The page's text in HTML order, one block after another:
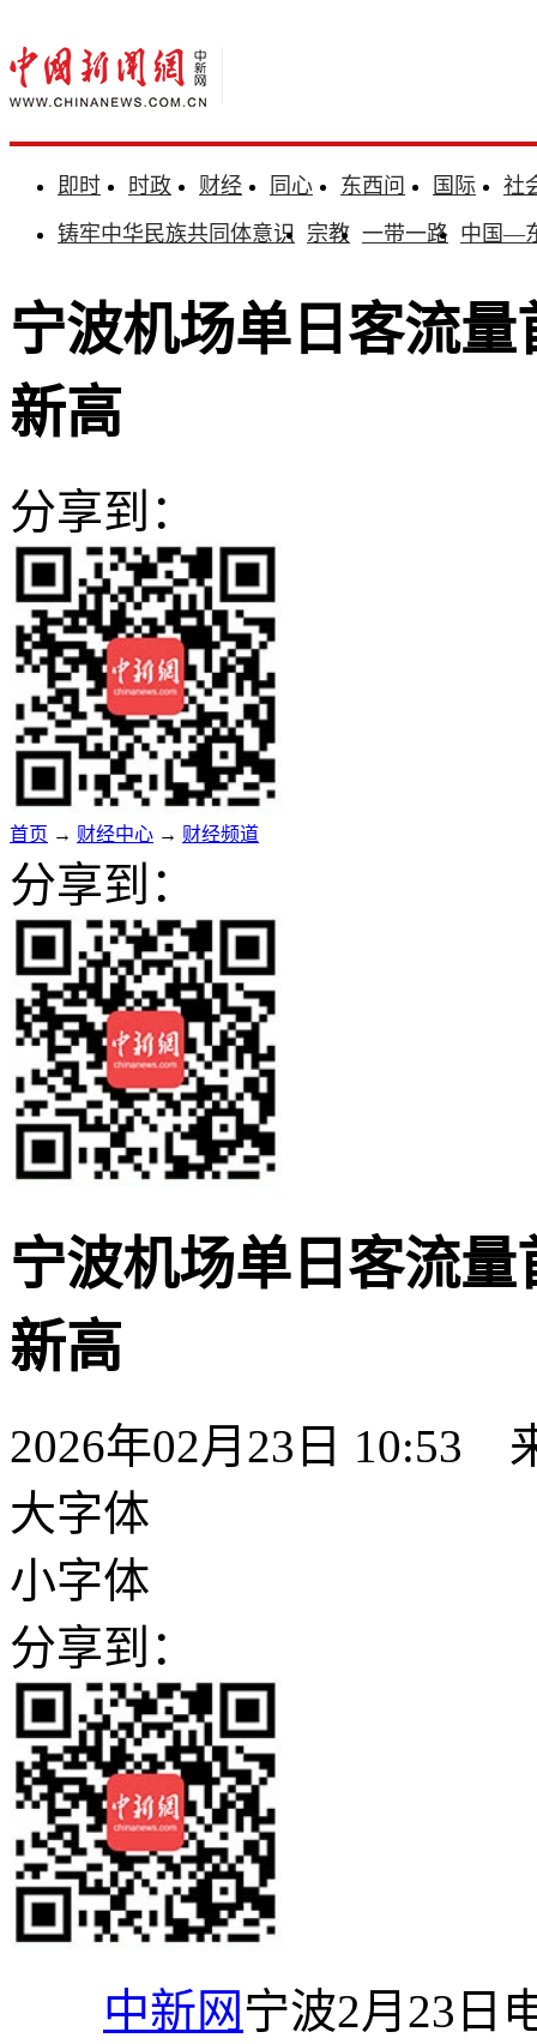
即时 时政 财经 同心 东西问 国际
社
铸牢中华民族共同体意识 宗教 一带一路 中国—
宁波机场单日客流
新高
分享到：
首页 → 财经中心 → 财经频道
分享到：
宁波机场单日客流
新高
2026年02月23日 10:53
大字体
小字体
分享到：
中新网宁波2月23日